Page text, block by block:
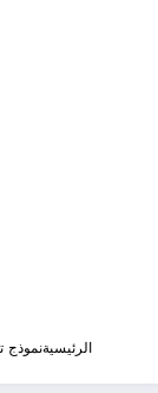
الرئيسيةنموذج